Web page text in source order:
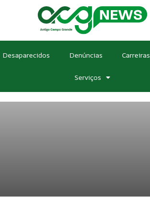
Desaparecidos Denúncias Carreiras
Serviços